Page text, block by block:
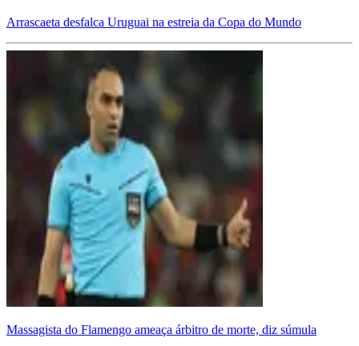
Arrascaeta desfalca Uruguai na estreia da Copa do Mundo
Massagista do Flamengo ameaça árbitro de morte, diz súmula